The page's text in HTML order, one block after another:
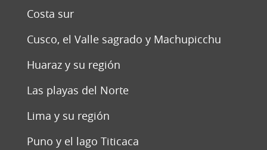
Costa sur
Cusco, el Valle sagrado y Machupicchu
Huaraz y su región
Las playas del Norte
Lima y su región
Puno y el lago Titicaca